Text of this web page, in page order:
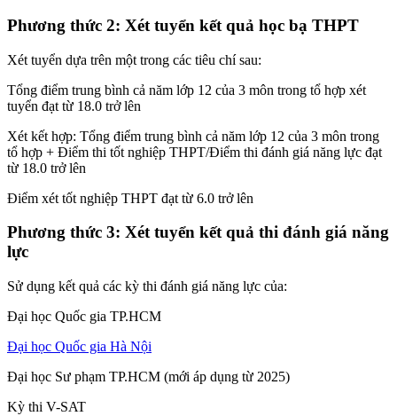
Phương thức 2: Xét tuyển kết quả học bạ THPT
Xét tuyển dựa trên một trong các tiêu chí sau:
Tổng điểm trung bình cả năm lớp 12 của 3 môn trong tổ hợp xét
tuyển đạt từ 18.0 trở lên
Xét kết hợp: Tổng điểm trung bình cả năm lớp 12 của 3 môn trong
tổ hợp + Điểm thi tốt nghiệp THPT/Điểm thi đánh giá năng lực đạt
từ 18.0 trở lên
Điểm xét tốt nghiệp THPT đạt từ 6.0 trở lên
Phương thức 3: Xét tuyển kết quả thi đánh giá năng
lực
Sử dụng kết quả các kỳ thi đánh giá năng lực của:
Đại học Quốc gia TP.HCM
Đại học Quốc gia Hà Nội
Đại học Sư phạm TP.HCM (mới áp dụng từ 2025)
Kỳ thi V-SAT